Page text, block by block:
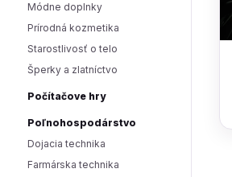
Módne doplnky
Prírodná kozmetika
Starostlivosť o telo
Šperky a zlatníctvo
Počítačove hry
Poľnohospodárstvo
Dojacia technika
Farmárska technika